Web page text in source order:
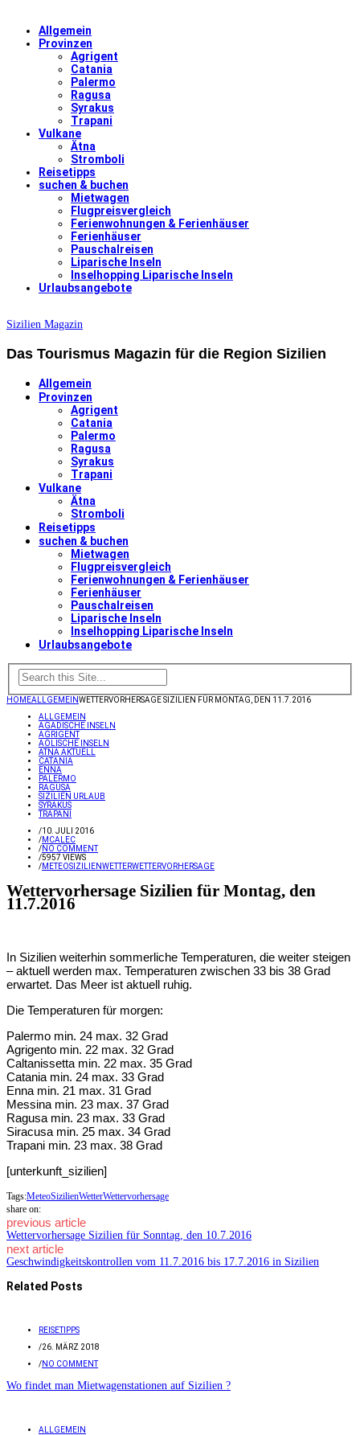
Allgemein
Provinzen
Agrigent
Catania
Palermo
Ragusa
Syrakus
Trapani
Vulkane
Ätna
Stromboli
Reisetipps
suchen & buchen
Mietwagen
Flugpreisvergleich
Ferienwohnungen & Ferienhäuser
Ferienhäuser
Pauschalreisen
Liparische Inseln
Inselhopping Liparische Inseln
Urlaubsangebote
Sizilien Magazin
Das Tourismus Magazin für die Region Sizilien
Allgemein
Provinzen
Agrigent
Catania
Palermo
Ragusa
Syrakus
Trapani
Vulkane
Ätna
Stromboli
Reisetipps
suchen & buchen
Mietwagen
Flugpreisvergleich
Ferienwohnungen & Ferienhäuser
Ferienhäuser
Pauschalreisen
Liparische Inseln
Inselhopping Liparische Inseln
Urlaubsangebote
HOMEALLGEMEINWETTERVORHERSAGE SIZILIEN FÜR MONTAG, DEN 11.7.2016
ALLGEMEIN
ÄGADISCHE INSELN
AGRIGENT
ÄOLISCHE INSELN
ÄTNA AKTUELL
CATANIA
ENNA
PALERMO
RAGUSA
SIZILIEN URLAUB
SYRAKUS
TRAPANI
/10. JULI 2016
/MCALEC
/NO COMMENT
/5957 VIEWS
/METEOSIZILIENWETTERWETTERVORHERSAGE
Wettervorhersage Sizilien für Montag, den
11.7.2016
In Sizilien weiterhin sommerliche Temperaturen, die weiter steigen
– aktuell werden max. Temperaturen zwischen 33 bis 38 Grad
erwartet. Das Meer ist aktuell ruhig.
Die Temperaturen für morgen:
Palermo min. 24 max. 32 Grad
Agrigento min. 22 max. 32 Grad
Caltanissetta min. 22 max. 35 Grad
Catania min. 24 max. 33 Grad
Enna min. 21 max. 31 Grad
Messina min. 23 max. 37 Grad
Ragusa min. 23 max. 33 Grad
Siracusa min. 25 max. 34 Grad
Trapani min. 23 max. 38 Grad
[unterkunft_sizilien]
Tags:MeteoSizilienWetterWettervorhersage
share on:
previous article
Wettervorhersage Sizilien für Sonntag, den 10.7.2016
next article
Geschwindigkeitskontrollen vom 11.7.2016 bis 17.7.2016 in Sizilien
Related Posts
REISETIPPS
/26. MÄRZ 2018
/NO COMMENT
Wo findet man Mietwagenstationen auf Sizilien ?
ALLGEMEIN